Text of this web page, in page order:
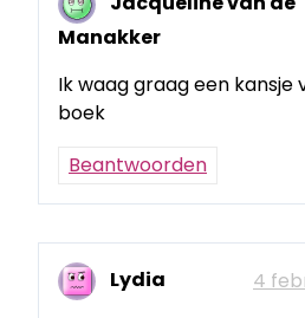
Manakker
Ik waag graag een kansje
boek
Beantwoorden
Lydia
4